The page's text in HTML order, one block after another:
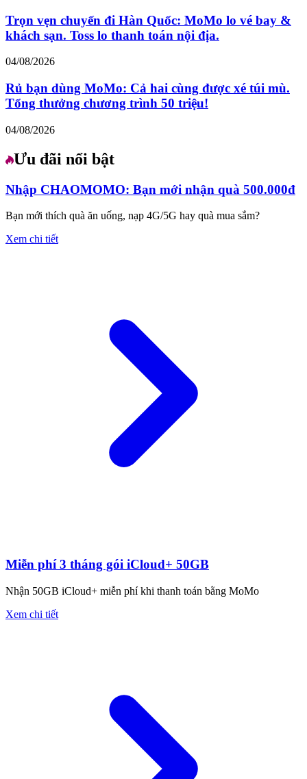
Trọn vẹn chuyến đi Hàn Quốc: MoMo lo vé bay &
khách sạn. Toss lo thanh toán nội địa.
04/08/2026
Rủ bạn dùng MoMo: Cả hai cùng được xé túi mù.
Tổng thưởng chương trình 50 triệu!
04/08/2026
Ưu đãi nổi bật
Nhập CHAOMOMO: Bạn mới nhận quà 500.000đ
Bạn mới thích quà ăn uống, nạp 4G/5G hay quà mua sắm?
Xem chi tiết
Miễn phí 3 tháng gói iCloud+ 50GB
Nhận 50GB iCloud+ miễn phí khi thanh toán bằng MoMo
Xem chi tiết